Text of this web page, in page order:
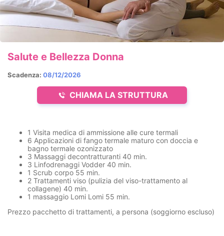
CHIAMA LA STRUTTURA
Scadenza: 08/12/2026
Salute e Bellezza Donna
1 Visita medica di ammissione alle cure termali
6 Applicazioni di fango termale maturo con doccia e
bagno termale ozonizzato
3 Massaggi decontratturanti 40 min.
3 Linfodrenaggi Vodder 40 min.
1 Scrub corpo 55 min.
2 Trattamenti viso (pulizia del viso-trattamento al
collagene) 40 min.
1 massaggio Lomi Lomi 55 min.
Prezzo pacchetto di trattamenti, a persona (soggiorno escluso)